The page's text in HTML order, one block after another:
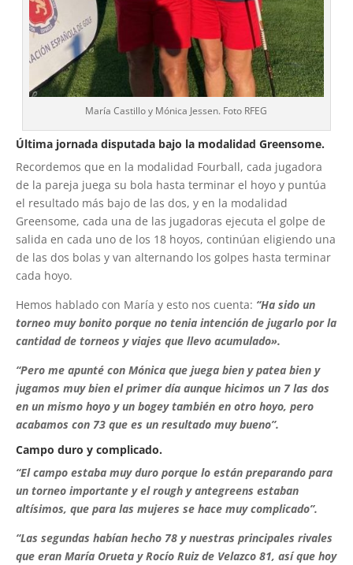
María Castillo y Mónica Jessen. Foto RFEG
Última jornada disputada bajo la modalidad Greensome.
Recordemos que en la modalidad Fourball, cada jugadora
de la pareja juega su bola hasta terminar el hoyo y puntúa
el resultado más bajo de las dos, y en la modalidad
Greensome, cada una de las jugadoras ejecuta el golpe de
salida en cada uno de los 18 hoyos, continúan eligiendo una
de las dos bolas y van alternando los golpes hasta terminar
cada hoyo.
Hemos hablado con María y esto nos cuenta: “Ha sido un
torneo muy bonito porque no tenia intención de jugarlo por la
cantidad de torneos y viajes que llevo acumulado».
“Pero me apunté con Mónica que juega bien y patea bien y
jugamos muy bien el primer día aunque hicimos un 7 las dos
en un mismo hoyo y un bogey también en otro hoyo, pero
acabamos con 73 que es un resultado muy bueno”.
Campo duro y complicado.
“El campo estaba muy duro porque lo están preparando para
un torneo importante y el rough y antegreens estaban
altísimos, que para las mujeres se hace muy complicado”.
“Las segundas habían hecho 78 y nuestras principales rivales
que eran María Orueta y Rocío Ruiz de Velazco 81, así que hoy